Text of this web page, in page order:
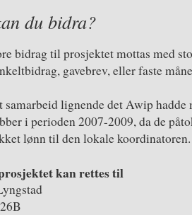
du bidra?
bidrag til prosjektet mottas med
gavebrev, eller faste
lignende det Awip hadde
i perioden 2007-2009, da de
lønn til den lokale koordinatoren.
kan rettes til